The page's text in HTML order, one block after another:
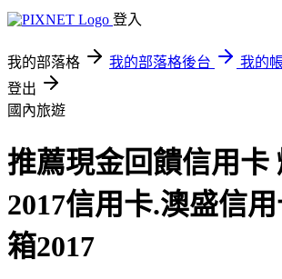
登入
我的部落格 我的部落格後台
我的
登出
國內旅遊
推薦現金回饋信用卡
2017信用卡.澳盛信
箱2017